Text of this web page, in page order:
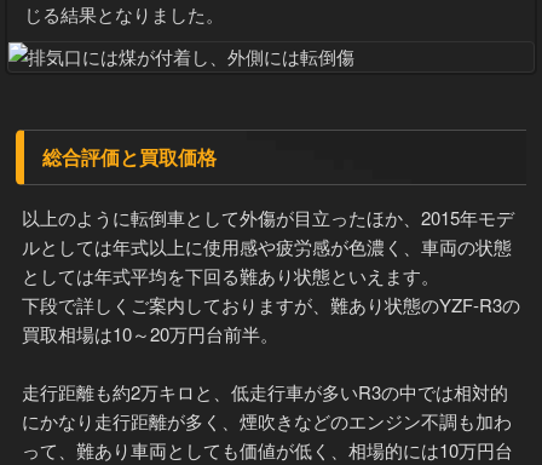
じる結果となりました。
総合評価と買取価格
以上のように転倒車として外傷が目立ったほか、2015年モデ
ルとしては年式以上に使用感や疲労感が色濃く、車両の状態
としては年式平均を下回る難あり状態といえます。
下段で詳しくご案内しておりますが、難あり状態のYZF-R3の
買取相場は10～20万円台前半。
走行距離も約2万キロと、低走行車が多いR3の中では相対的
にかなり走行距離が多く、煙吹きなどのエンジン不調も加わ
って、難あり車両としても価値が低く、相場的には10万円台